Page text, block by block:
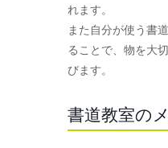
れます。
また自分が使う書
ることで、物を大
びます。
書道教室の